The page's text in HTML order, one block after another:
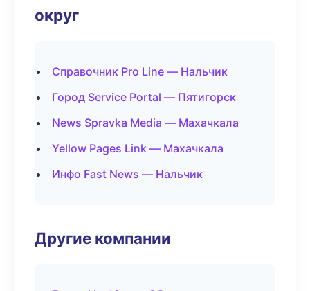
округ
Справочник Pro Line — Нальчик
Город Service Portal — Пятигорск
News Spravka Media — Махачкала
Yellow Pages Link — Махачкала
Инфо Fast News — Нальчик
Другие компании